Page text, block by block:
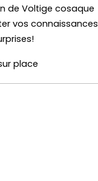
de Voltige cosaque
vos connaissances
place